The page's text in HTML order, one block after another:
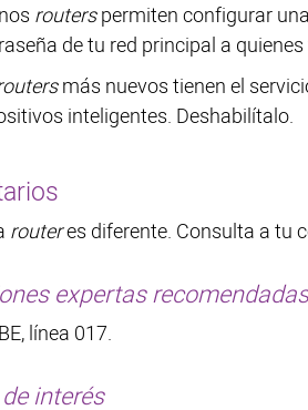
routerspermiten configurar una
de tu red principal a
más nuevos tienen el
inteligentes. Deshabilítalo.
routeres diferente. Consulta a tu
expertas recomendadas
línea 017.
interés